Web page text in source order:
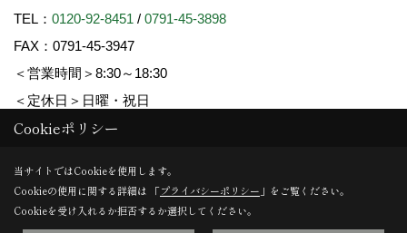
TEL： 0120-92-8451 / 0791-45-3898
FAX：0791-45-3947
＜営業時間＞8:30～18:30
＜定休日＞日曜・祝日
Copyright (c) SAKAE-KENCHIKU. All Rights Reserved.
Produced byゴデスクリエイト
Cookieポリシー
当サイトではCookieを使用します。
Cookieの使用に関する詳細は 「プライバシーポリシー 」をご覧ください。
Cookieを受け入れるか拒否するか選択してください。